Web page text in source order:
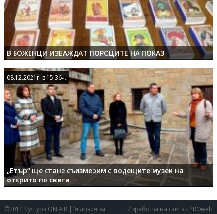
В БОЖЕНЦИ ИЗВАЖДАТ ПОРОЦИТЕ НА ПОКАЗ
„Етър“ ще стане съизмерим с водещите музеи на
открито по света
08.12.2021г. в 15:36ч.
08.12.2021г. в 15:36ч.
Изработка на сайта - PROweb
©2014 Култура ON AIR | Условия за